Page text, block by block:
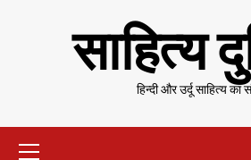
साहित्य
हिन्दी और उर्दू साहित्य का
Menu